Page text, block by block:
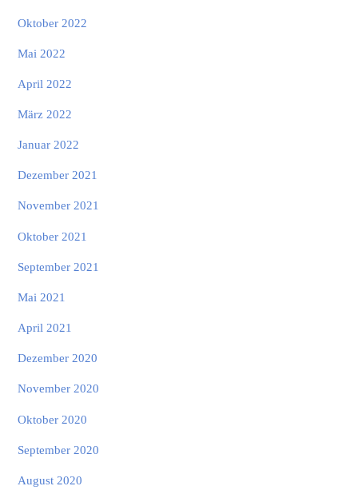
Oktober 2022
Mai 2022
April 2022
März 2022
Januar 2022
Dezember 2021
November 2021
Oktober 2021
September 2021
Mai 2021
April 2021
Dezember 2020
November 2020
Oktober 2020
September 2020
August 2020